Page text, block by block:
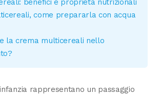
benefici e proprietà nutrizionali
come prepararla con acqua
la crema multicereali nello
rappresentano un passaggio